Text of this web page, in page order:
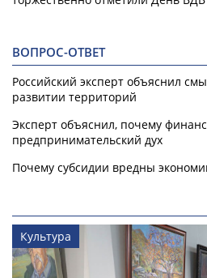
ВОПРОС-ОТВЕТ
Российский эксперт объяснил
развитии территорий
Эксперт объяснил, почему
предпринимательский дух
Почему субсидии вредны
Культура